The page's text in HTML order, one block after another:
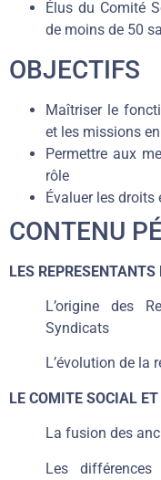
Élus du Comité
de moins de 50
OBJECTIFS
Maîtriser le
et les missions
Permettre aux
rôle
Évaluer les droits
CONTENU
LES
L’origine des
Syndicats
L’évolution de la
LE COMITE SOCIAL
La fusion des
Les différences